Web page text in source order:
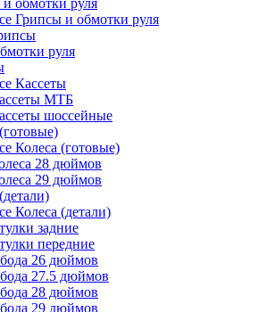
обмотки руля
Грипсы и обмотки руля
руля
Кассеты
МТБ
шоссейные
Колеса (готовые)
28 дюймов
29 дюймов
Колеса (детали)
задние
передние
26 дюймов
27.5 дюймов
28 дюймов
29 дюймов